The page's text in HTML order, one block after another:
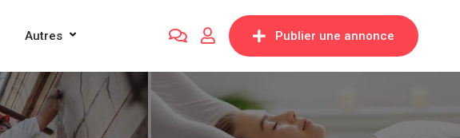
Autres Publier une annonce